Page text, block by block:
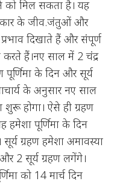
मिल सकता है। यह
के जीव.जंतुओं और
दिखाते हैं और संपूर्ण
करते हैं।नए साल में 2 चंद्र
पूर्णिमा के दिन और सूर्य
के अनुसार नए साल
शुरू होगा। ऐसे ही ग्रहण
हमेशा पूर्णिमा के दिन
ग्रहण हमेशा अमावस्या
2 सूर्य ग्रहण लगेंगे।
को 14 मार्च दिन